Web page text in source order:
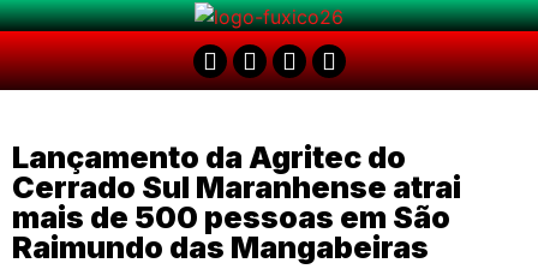
Lançamento da Agritec do
Cerrado Sul Maranhense atrai
mais de 500 pessoas em São
Raimundo das Mangabeiras